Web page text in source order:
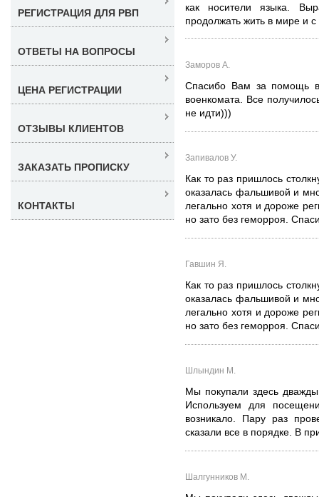
как носители языка.
продолжать жить в мире и с
Заморов А.
Спасибо Вам за помощь
военкомата. Все
не идти)))
Запивалов У.
Как то раз пришлось
оказалась фальшивой и
легально хотя и дороже
но зато без геморроя.
Гавшин Я.
Как то раз пришлось
оказалась фальшивой и
легально хотя и дороже
но зато без геморроя.
Шлындин М.
Мы покупали здесь
Используем для
возникало. Пару раз
сказали все в порядке. В
Шалгунников М.
РЕГИСТРАЦИЯ ДЛЯ РВП
ОТВЕТЫ НА ВОПРОСЫ
ЦЕНА РЕГИСТРАЦИИ
ОТЗЫВЫ КЛИЕНТОВ
ЗАКАЗАТЬ ПРОПИСКУ
КОНТАКТЫ